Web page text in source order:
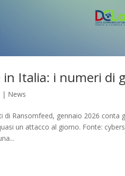
in Italia: i numeri di
| News
di Ransomfeed, gennaio 2026
un attacco al giorno. Fonte: